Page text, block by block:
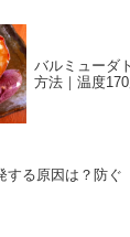
バルミューダ
方法｜温度
する原因は？防ぐ